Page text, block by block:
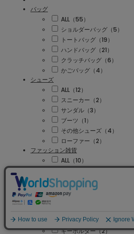
バッグ
ALL（55）
ショルダーバッグ（5）
トートバッグ（19）
ハンドバッグ（21）
クラッチバッグ（6）
かごバッグ（4）
シューズ
ALL（12）
スニーカー（2）
サンダル（3）
ブーツ（1）
その他シューズ（4）
ローファー（2）
ファッション雑貨
ALL（10）
ストール/ショール（1）
ベルト（4）
サングラス（3）
ALL（2）
キーホルダー（2）